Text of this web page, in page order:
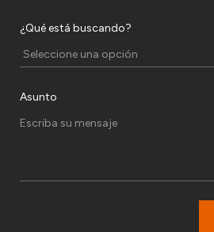
¿Qué está buscando?
Asunto